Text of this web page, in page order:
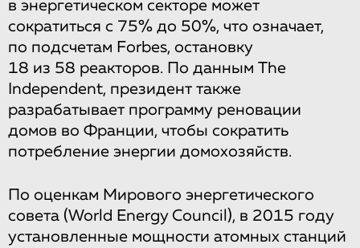
в энергетическом секторе может
сократиться с 75% до 50%, что означает,
по подсчетам Forbes, остановку
18 из 58 реакторов. По данным The
Independent, президент также
разрабатывает программу реновации
домов во Франции, чтобы сократить
потребление энергии домохозяйств.
По оценкам Мирового энергетического
совета (World Energy Council), в 2015 году
установленные мощности атомных станций